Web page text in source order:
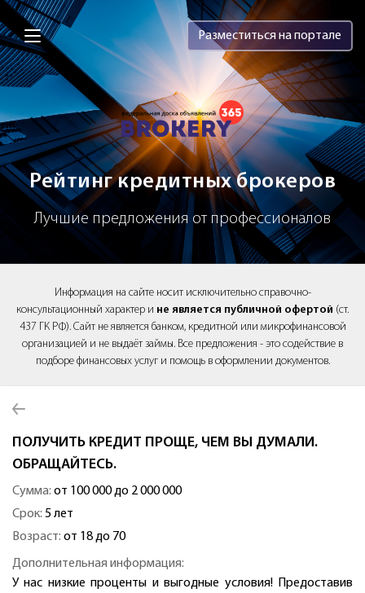
Brokery365 - Рейтинг кредитных
Разместиться на портале
Рейтинг кредитных брокеров
Лучшие предложения от профессионалов
Информация на сайте носит исключительно справочно-
консультационный характер и не является публичной офертой (ст.
437 ГК РФ). Сайт не является банком, кредитной или микрофинансовой
организацией и не выдаёт займы. Все предложения - это содействие в
подборе финансовых услуг и помощь в оформлении документов.
ПОЛУЧИТЬ КРЕДИТ ПРОЩЕ, ЧЕМ ВЫ ДУМАЛИ.
ОБРАЩАЙТЕСЬ.
Сумма: от 100 000 до 2 000 000
Срок: 5 лет
Возраст: от 18 до 70
Дополнительная информация:
У нас низкие проценты и выгодные условия! Предоставив